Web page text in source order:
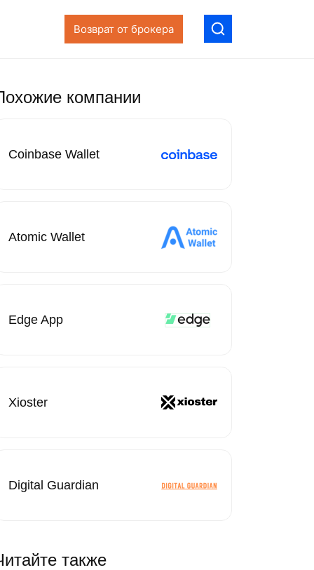
Возврат от брокера
компании
Coinbase Wallet
Atomic Wallet
Edge App
Xioster
Digital Guardian
также